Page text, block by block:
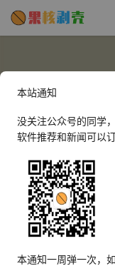
这个
本站通知
没关注公众号的同学
软件推荐和新闻可以
本通知一周弹一次，